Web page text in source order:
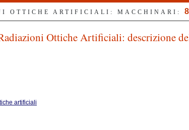
OTTICHE ARTIFICIALI: MACCHINARI:
Ottiche Artificiali: descrizione
artificiali